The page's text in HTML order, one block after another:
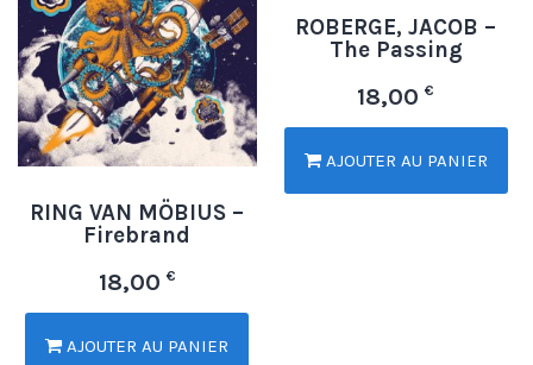
RING VAN MÖBIUS –
Firebrand
18,00 €
AJOUTER AU PANIER
ROBERGE, JACOB –
The Passing
18,00€
AJOUTER AU PANIER